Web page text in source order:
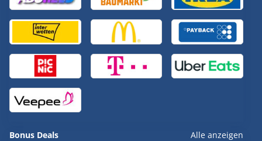
Bonus Deals Alle anzeigen